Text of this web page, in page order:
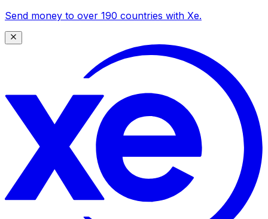
Send money to over 190 countries with Xe.